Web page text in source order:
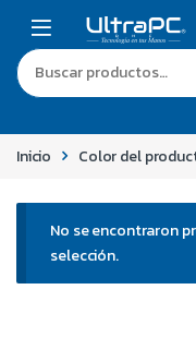
Inicio Color del
No se encontraron
selección.